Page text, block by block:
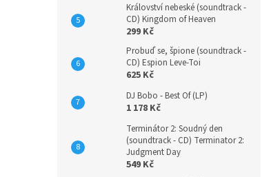
Království nebeské (soundtrack -
CD) Kingdom of Heaven
299 Kč
Probuď se, špione (soundtrack -
CD) Espion Leve-Toi
625 Kč
DJ Bobo - Best Of (LP)
1 178 Kč
Terminátor 2: Soudný den
(soundtrack - CD) Terminator 2:
Judgment Day
549 Kč